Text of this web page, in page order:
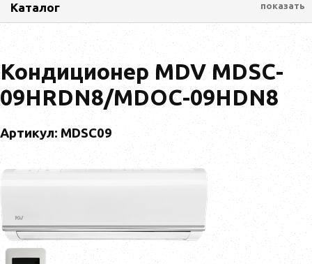
Каталог показать
Кондиционер MDV MDSC-
09HRDN8/MDOC-09HDN8
Артикул: MDSC09